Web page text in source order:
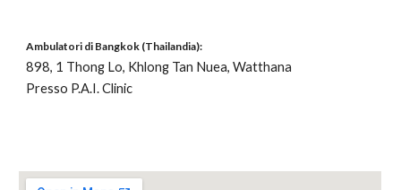
Ambulatori di Bangkok (Thailandia):
898, 1 Thong Lo, Khlong Tan Nuea, Watthana
Presso P.A.I.Clinic